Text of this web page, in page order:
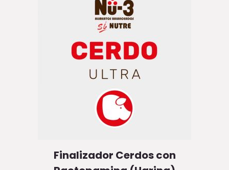
Finalizador Cerdos con